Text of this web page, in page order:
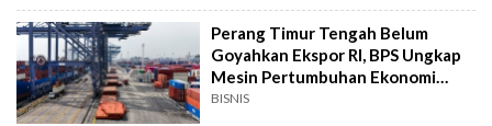
Perang Timur Tengah Belum
Goyahkan Ekspor RI, BPS Ungkap
Mesin Pertumbuhan Ekonomi
Masih Ngebut
BISNIS